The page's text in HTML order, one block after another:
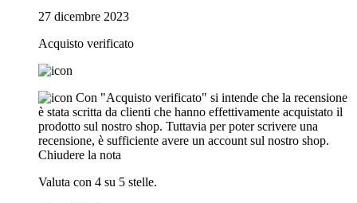
27 dicembre 2023
Acquisto verificato
Con "Acquisto verificato" si intende che la recensione
è stata scritta da clienti che hanno effettivamente acquistato il
prodotto sul nostro shop. Tuttavia per poter scrivere una
recensione, è sufficiente avere un account sul nostro shop.
Chiudere la nota
Valuta con 4 su 5 stelle.